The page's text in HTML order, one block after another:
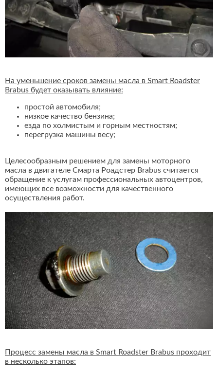
На уменьшение сроков замены масла в Smart Roadster
Brabus будет оказывать влияние:
простой автомобиля;
низкое качество бензина;
езда по холмистым и горным местностям;
перегрузка машины весу;
Целесообразным решением для замены моторного
масла в двигателе Смарта Роадстер Brabus считается
обращение к услугам профессиональных автоцентров,
имеющих все возможности для качественного
осуществления работ.
Процесс замены масла в Smart Roadster Brabus проходит
в несколько этапов: